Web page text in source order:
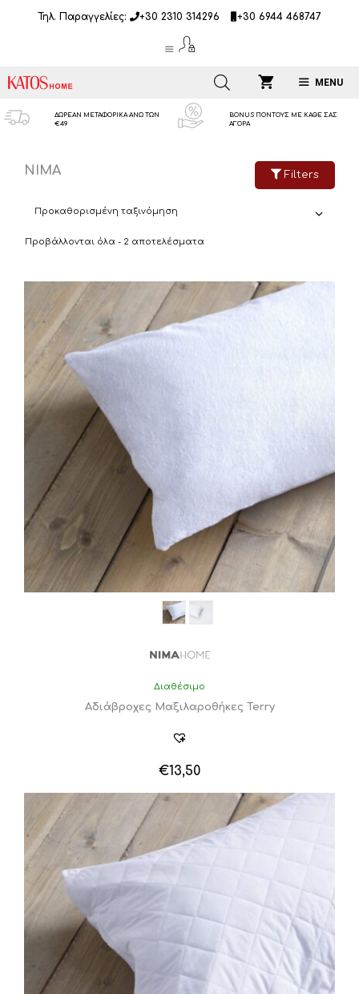
Τηλ. Παραγγελίες: +30 2310 314296 +30 6944 468747
MENU
ΔΩΡΕΑΝ ΜΕΤΑΦΟΡΙΚΑ ΑΝΩ ΤΩΝ
€49
BONUS ΠΟΝΤΟΥΣ ΜΕ ΚΑΘΕ ΣΑΣ
ΑΓΟΡΑ
Filters
NIMA
Προβάλλονται όλα - 2 αποτελέσματα
Διαθέσιμο
Αδιάβροχες Μαξιλαροθήκες Terry
€13,50